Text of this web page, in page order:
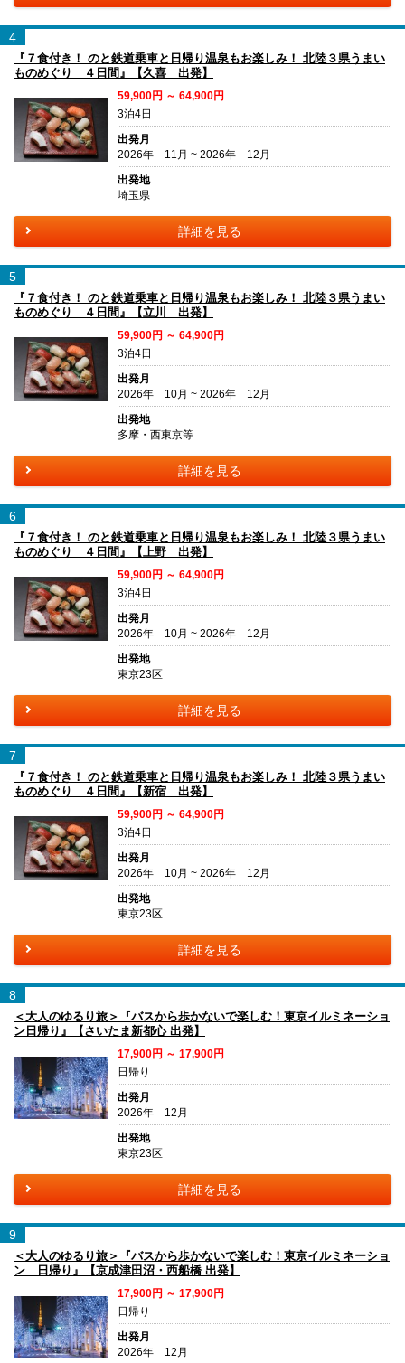
4
『７食付き！ のと鉄道乗車と日帰り温泉もお楽しみ！ 北陸３県うまい
ものめぐり ４日間』【久喜 出発】
59,900円 ～ 64,900円
3泊4日
出発月
2026年 11月 ~ 2026年 12月
出発地
埼玉県
詳細を見る
5
『７食付き！ のと鉄道乗車と日帰り温泉もお楽しみ！ 北陸３県うまい
ものめぐり ４日間』【立川 出発】
59,900円 ～ 64,900円
3泊4日
出発月
2026年 10月 ~ 2026年 12月
出発地
多摩・西東京等
詳細を見る
6
『７食付き！ のと鉄道乗車と日帰り温泉もお楽しみ！ 北陸３県うまい
ものめぐり ４日間』【上野 出発】
59,900円 ～ 64,900円
3泊4日
出発月
2026年 10月 ~ 2026年 12月
出発地
東京23区
詳細を見る
7
『７食付き！ のと鉄道乗車と日帰り温泉もお楽しみ！ 北陸３県うまい
ものめぐり ４日間』【新宿 出発】
59,900円 ～ 64,900円
3泊4日
出発月
2026年 10月 ~ 2026年 12月
出発地
東京23区
詳細を見る
8
＜大人のゆるり旅＞『バスから歩かないで楽しむ！東京イルミネーショ
ン日帰り』【さいたま新都心 出発】
17,900円 ～ 17,900円
日帰り
出発月
2026年 12月
出発地
東京23区
詳細を見る
9
＜大人のゆるり旅＞『バスから歩かないで楽しむ！東京イルミネーショ
ン 日帰り』【京成津田沼・西船橋 出発】
17,900円 ～ 17,900円
日帰り
出発月
2026年 12月